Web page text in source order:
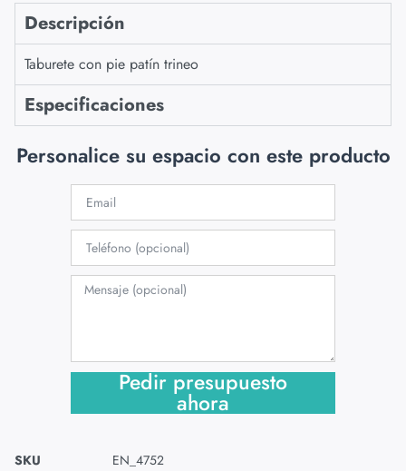
Descripción
Taburete con pie patín trineo
Especificaciones
Personalice su espacio con este producto
Pedir presupuesto
ahora
SKU
EN_4752